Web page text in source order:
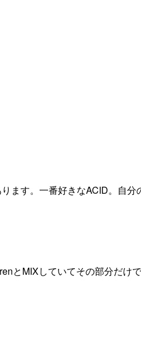
ます。一番好きなACID。自分
とMIXしていてその部分だけ